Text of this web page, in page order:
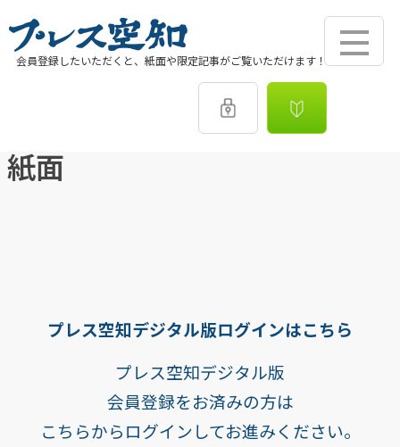
会員登録したいただくと、紙面や限定記事がご覧いただけます！
紙面
プレス空知デジタル版ログインはこちら
プレス空知デジタル版
会員登録をお済みの方は
こちらからログインしてお進みください。